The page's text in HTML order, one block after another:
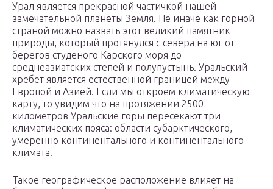
Урал является прекрасной частичкой нашей
замечательной планеты Земля. Не иначе как горной
страной можно назвать этот великий памятник
природы, который протянулся с севера на юг от
берегов студеного Карского моря до
среднеазиатских степей и полупустынь. Уральский
хребет является естественной границей между
Европой и Азией. Если мы откроем климатическую
карту, то увидим что на протяжении 2500
километров Уральские горы пересекают три
климатических пояса: области субарктического,
умеренно континентального и континентального
климата.
Такое географическое расположение влияет на